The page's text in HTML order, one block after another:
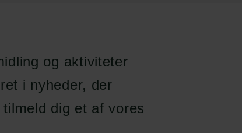
og aktiviteter
i nyheder, der
dig et af vores
Ny Carlsbergfondet
Ny Carlsberg Glyptotek